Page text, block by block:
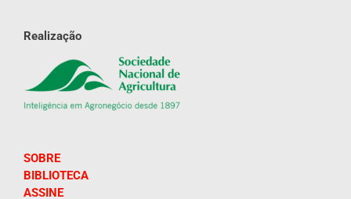
Realização
SOBRE
BIBLIOTECA
ASSINE